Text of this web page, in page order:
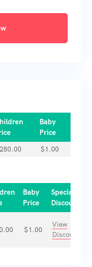
Baby
Price
280.00 $1.00
Baby
Price
Special
Discount
$1.00
View
Discount